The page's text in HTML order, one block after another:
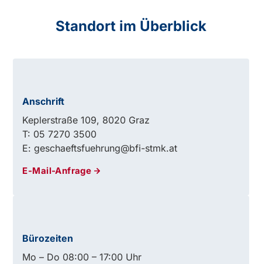
Standort im Überblick
Anschrift
Keplerstraße 109, 8020 Graz
T: 05 7270 3500
E: geschaeftsfuehrung@bfi-stmk.at
E-Mail-Anfrage
Bürozeiten
Mo – Do 08:00 – 17:00 Uhr